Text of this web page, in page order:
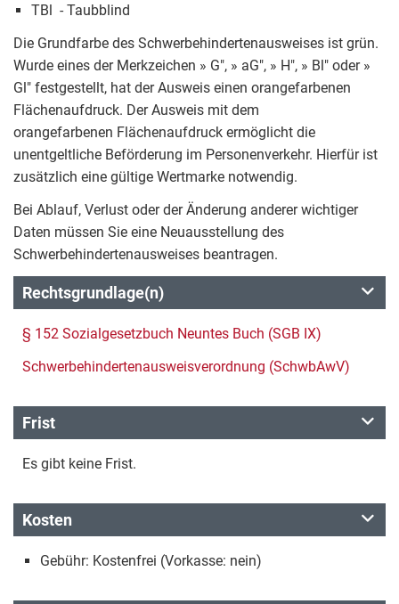
TBl - Taubblind
Die Grundfarbe des Schwerbehindertenausweises ist grün.
Wurde eines der Merkzeichen » G", » aG", » H", » Bl" oder »
Gl" festgestellt, hat der Ausweis einen orangefarbenen
Flächenaufdruck. Der Ausweis mit dem
orangefarbenen Flächenaufdruck ermöglicht die
unentgeltliche Beförderung im Personenverkehr. Hierfür ist
zusätzlich eine gültige Wertmarke notwendig.
Bei Ablauf, Verlust oder der Änderung anderer wichtiger
Daten müssen Sie eine Neuausstellung des
Schwerbehindertenausweises beantragen.
Rechtsgrundlage(n)
§ 152 Sozialgesetzbuch Neuntes Buch (SGB IX)
Schwerbehindertenausweisverordnung (SchwbAwV)
Frist
Es gibt keine Frist.
Kosten
Gebühr: Kostenfrei (Vorkasse: nein)